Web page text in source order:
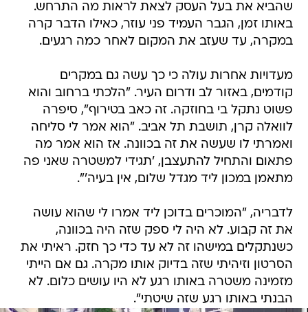
שהביא את בעל העסק לצאת לראות מה התרחש.
באותו זמן, הגבר העמיד פני עוזר, כאילו הדבר קרה
במקרה, עד שעזב את המקום לאחר כמה רגעים.
מעדויות אחרות עולה כי כך עשה גם במקרים
קודמים, באזור לב ודרום העיר. "הלכתי ברחוב והוא
פשוט נתקל בי בחוזקה. זה כאב בטירוף", סיפרה
לוואלה קרן, תושבת תל אביב. "הוא אמר לי סליחה
ואמרתי לו שעשה את זה בכוונה. אז הוא אמר מה
פתאום והתחיל להתעצבן, 'תגידי למשטרה שאני פה
מתאמן במכון ליד מגדל שלום, אין בעיה'".
לדבריה, "המוכרים בדוכן ליד אמרו לי שהוא עושה
את זה קבוע. לא היה לי ספק שזה היה בכוונה,
כשנתקלים במישהו זה לא עד כדי כך חזק. ראיתי את
הסרטון וזיהיתי שזה בדיוק אותו מקרה. גם אם הייתי
מזמינה משטרה באותו רגע לא היו עושים כלום. לא
הבנתי באותו רגע שזה שיטתי".